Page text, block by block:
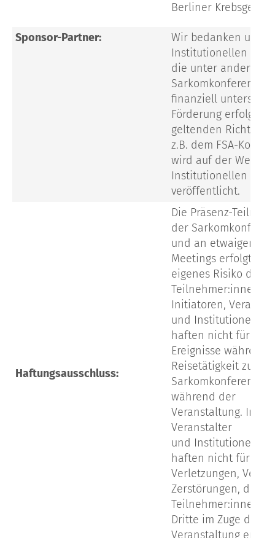
Berliner
Sponsor-Partner:
Wir bedanken uns
Institutionellen
die unter anderem
Sarkomkonferenz
finanziell
Förderung erfolgt
geltenden
z.B. dem FSA-Kodex
wird auf der
Institutionellen
veröffentlicht.
Haftungsausschluss:
Die Präsenz-
der
und an etwaigen
Meetings erfolgt auf
eigenes Risiko der
Teilnehmer:innen.
Initiatoren,
und Institutionelle
haften nicht für
Ereignisse während
Reisetätigkeit zu/
Sarkomkonferenz
während der
Veranstaltung.
Veranstalter
und Institutionelle
haften nicht für
Verletzungen,
Zerstörungen, die
Teilnehmer:innen
Dritte im Zuge der
Veranstaltung